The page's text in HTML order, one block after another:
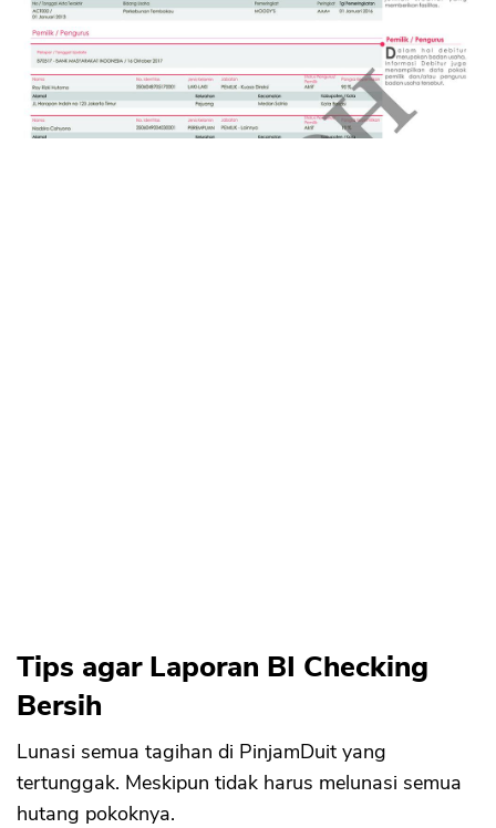
Tips agar Laporan BI Checking
Bersih
Lunasi semua tagihan di PinjamDuit yang
tertunggak. Meskipun tidak harus melunasi semua
hutang pokoknya.